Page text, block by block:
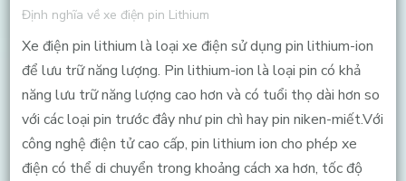
Định nghĩa về xe điện pin Lithium
Xe điện pin lithium là loại xe điện sử dụng pin lithium-ion
để lưu trữ năng lượng. Pin lithium-ion là loại pin có khả
năng lưu trữ năng lượng cao hơn và có tuổi thọ dài hơn so
với các loại pin trước đây như pin chì hay pin niken-miết.Với
công nghệ điện tử cao cấp, pin lithium ion cho phép xe
điện có thể di chuyển trong khoảng cách xa hơn, tốc độ